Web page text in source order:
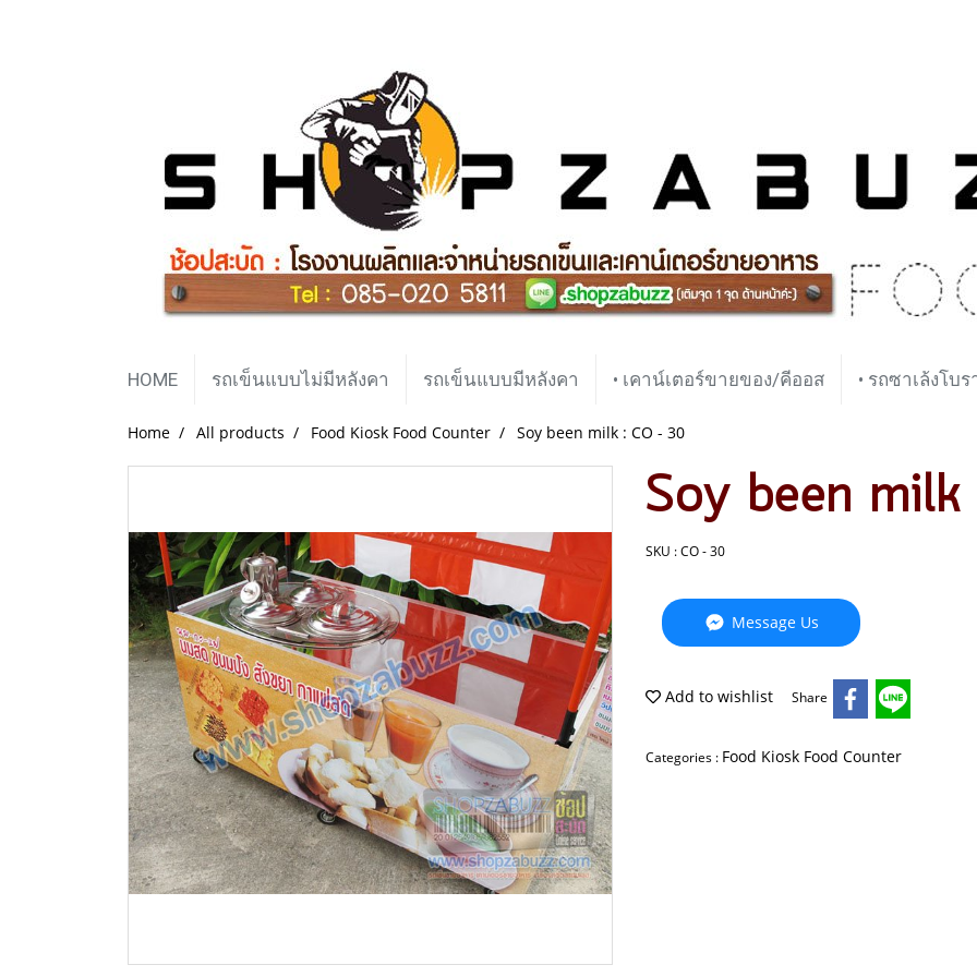
HOME รถเข็นแบบไม่มีหลังคา รถเข็นแบบมีหลังคา • เคาน์เตอร์ขายของ/คีออส • รถซาเล้งโบ
Home All products Food Kiosk Food Counter Soy been milk : CO - 30
Soy been
SKU : CO - 30
Message Us
Add to wishlist Share
Categories : Food Kiosk Food Counter